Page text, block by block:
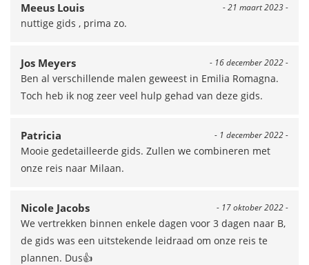
- 21 maart 2023 -
Meeus Louis
nuttige gids , prima zo.
- 16 december 2022 -
Jos Meyers
Ben al verschillende malen geweest in Emilia Romagna.
Toch heb ik nog zeer veel hulp gehad van deze gids.
- 1 december 2022 -
Patricia
Mooie gedetailleerde gids. Zullen we combineren met
onze reis naar Milaan.
- 17 oktober 2022 -
Nicole Jacobs
We vertrekken binnen enkele dagen voor 3 dagen naar B,
de gids was een uitstekende leidraad om onze reis te
plannen. Dus👍